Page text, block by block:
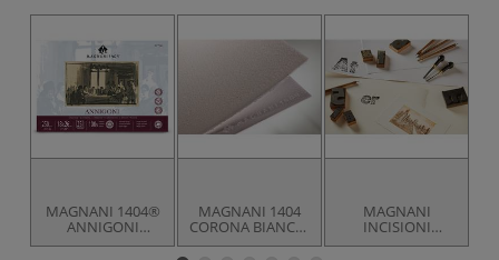
MAGNANI 1404®
ANNIGONI
Zeichenblock
MAGNANI 1404
CORONA BIANCO,
Druckpapier
MAGNANI
INCISIONI
BIANCO,